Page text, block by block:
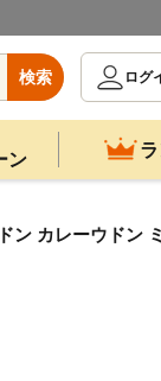
検索
ログ
ン
カレーウドン